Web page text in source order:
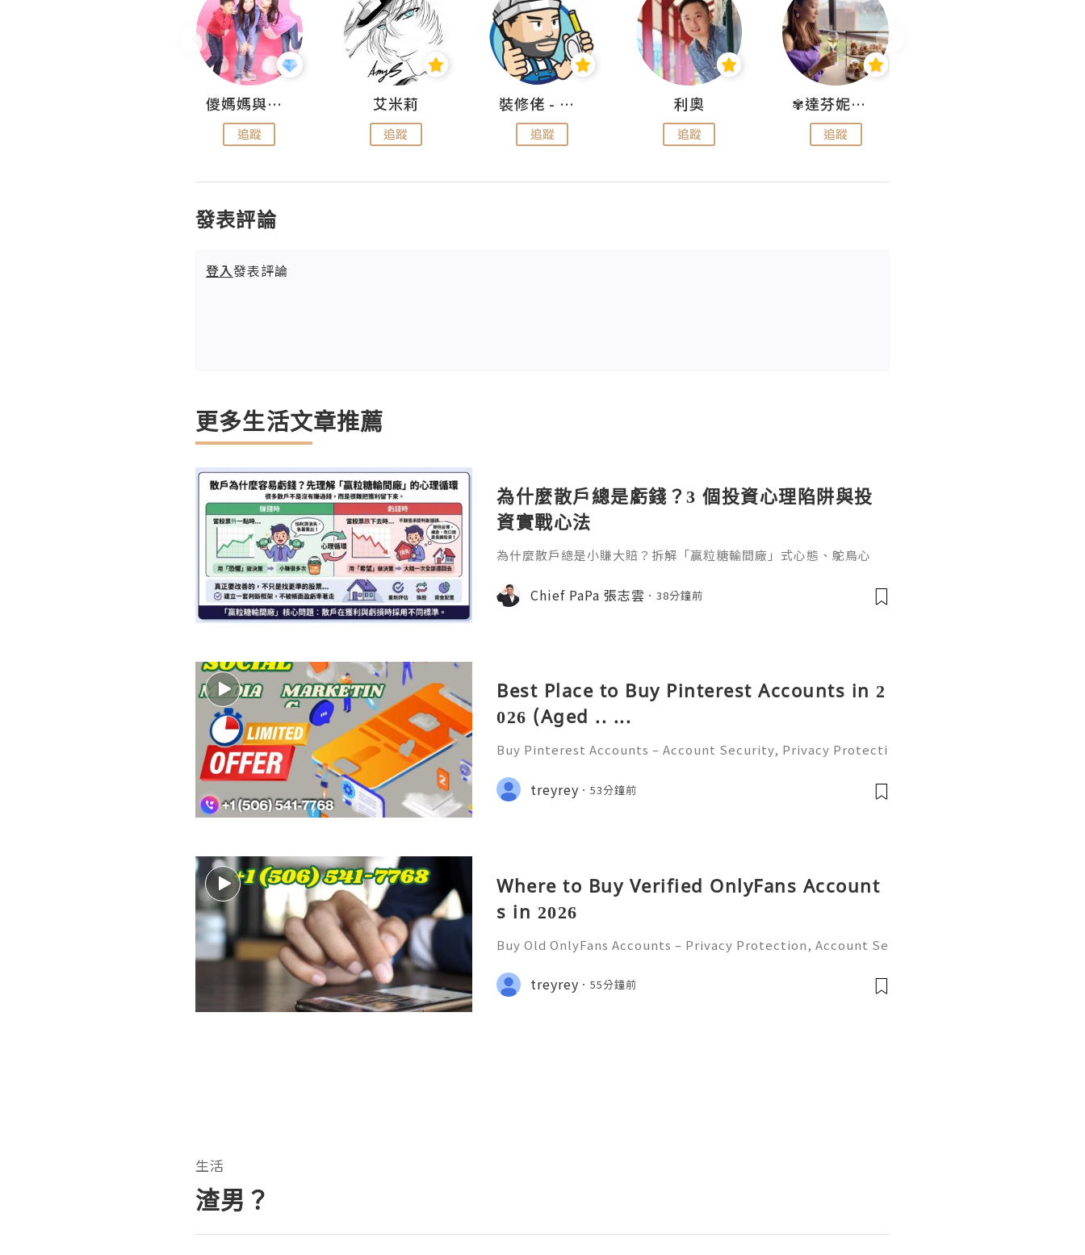
儍媽媽與兩隻小魔怪之家
追蹤
艾米莉
追蹤
裝修佬 - 香港一站式網上裝修平台
追蹤
利奧
追蹤
✾達芬妮•愛孩子•愛生活✾
追蹤
發表評論
登入發表評論
更多生活文章推薦
為什麼散戶總是虧錢？3 個投資心理陷阱與投
資實戰心法
為什麼散戶總是小賺大賠？拆解「贏粒糖輸間廠」式心態、鴕鳥心
建立更客觀的買賣換股、換位思考與投資管理框架。
Chief PaPa 張志雲 38分鐘前
Best Place to Buy Pinterest Accounts in 2
026 (Aged .. ...
Buy Pinterest Accounts – Account Security, Privacy Protecti
💫🌐✨💎Fast & Reliable 24/7 Customer Support 💫💎💲💫🌐✨
💎WhatsApp :+1 (506) 541-7768 💫💎💲💫🌐✨💎Tele
treyrey 53分鐘前
Where to Buy Verified OnlyFans Account
s in 2026
Buy Old OnlyFans Accounts – Privacy Protection, Account Se
💲💫🌐✨💎Fast & Reliable 24/7 Customer Support 💫💎💲💫🌐
✨💎WhatsApp :+1 (506) 541-7768 💫💎💲💫🌐✨💎Te
treyrey 55分鐘前
生活
渣男？